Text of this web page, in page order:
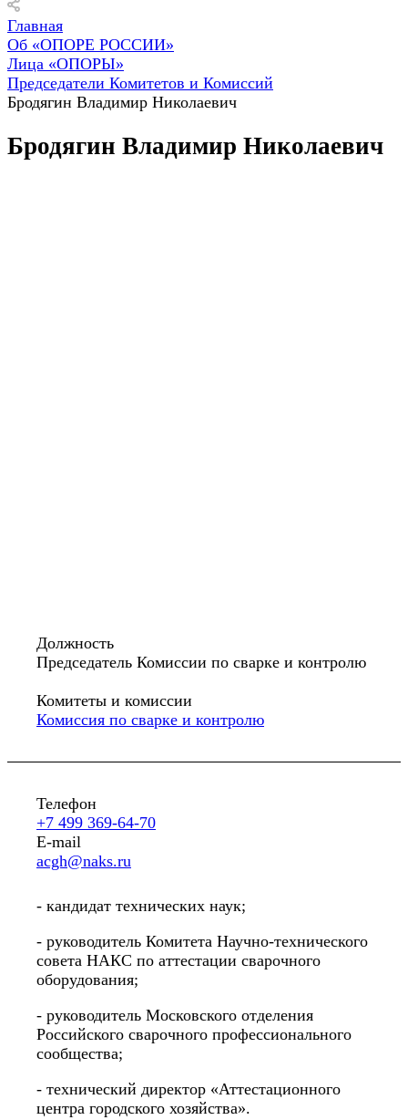
Главная
Об «ОПОРЕ РОССИИ»
Лица «ОПОРЫ»
Председатели Комитетов и Комиссий
Бродягин Владимир Николаевич
Бродягин Владимир Николаевич
Должность
Председатель Комиссии по сварке и контролю
Комитеты и комиссии
Комиссия по сварке и контролю
Телефон
+7 499 369-64-70
E-mail
acgh@naks.ru
- кандидат технических наук;
- руководитель Комитета Научно-технического
совета НАКС по аттестации сварочного
оборудования;
- руководитель Московского отделения
Российского сварочного профессионального
сообщества;
- технический директор «Аттестационного
центра городского хозяйства».